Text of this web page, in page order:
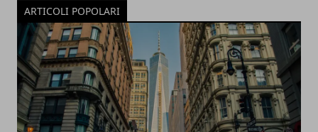
ARTICOLI POPOLARI